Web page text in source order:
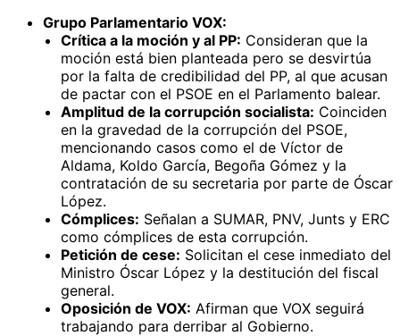
Grupo Parlamentario VOX:
Crítica a la moción y al PP: Consideran que la
moción está bien planteada pero se desvirtúa
por la falta de credibilidad del PP, al que acusan
de pactar con el PSOE en el Parlamento balear.
Amplitud de la corrupción socialista: Coinciden
en la gravedad de la corrupción del PSOE,
mencionando casos como el de Víctor de
Aldama, Koldo García, Begoña Gómez y la
contratación de su secretaria por parte de Óscar
López.
Cómplices: Señalan a SUMAR, PNV, Junts y ERC
como cómplices de esta corrupción.
Petición de cese: Solicitan el cese inmediato del
Ministro Óscar López y la destitución del fiscal
general.
Oposición de VOX: Afirman que VOX seguirá
trabajando para derribar al Gobierno.